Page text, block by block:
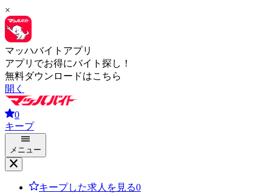
×
マッハバイトアプリ
アプリでお得にバイト探し！
無料ダウンロードはこちら
開く
0
キープ
メニュー
キープした求人を見る0